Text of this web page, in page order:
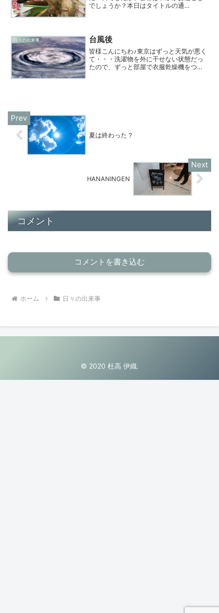
でしょうか？本日はタイトルの通
と同じキミかな？今年会ったキミ...
日々の出来事 台風後
皆様こんにちわ♪東京はずっと天気が悪く
て・・・洗濯物を外に干せない状態だっ
たので、ずっと部屋で衣服乾燥機をつけ
夏は終わった？
HANANINGEN
コメント
コメントを書き込む
ホーム 日々の出来事
© 2020 杜高 伊織.